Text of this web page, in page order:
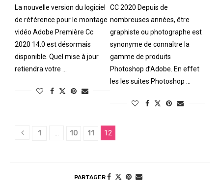
La nouvelle version du logiciel
de référence pour le montage
vidéo Adobe Première Cc
2020 14.0 est désormais
disponible. Quel mise à jour
retiendra votre …
CC 2020 Depuis de
nombreuses années, être
graphiste ou photographe est
synonyme de connaître la
gamme de produits
Photoshop d’Adobe. En effet
les les suites Photoshop …
1 10 11 12
PARTAGER